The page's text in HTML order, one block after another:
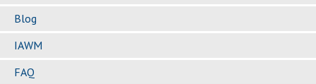
Blog
IAWM
FAQ